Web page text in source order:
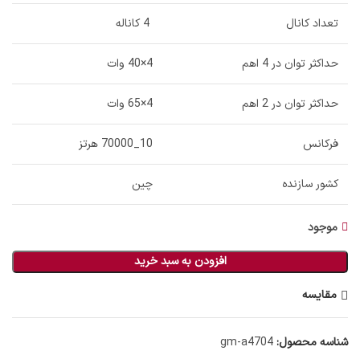
تعداد کانال
حداکثر توان در 4 اهم 4×40 وات
حداکثر توان در 2 اهم 4×65 وات
فرکانس 10_70000 هرتز
کشور سازنده چین
موجود
افزودن به سبد خرید
مقایسه
شناسه محصول:gm-a4704